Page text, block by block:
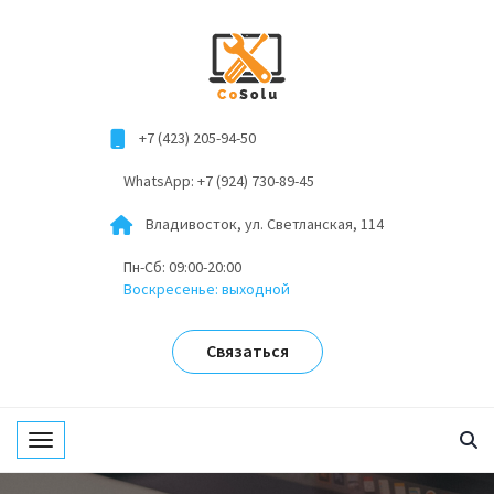
+7 (423) 205-94-50
WhatsApp: +7 (924) 730-89-45
Владивосток, ул. Светланская, 114
Пн-Сб: 09:00-20:00
Воскресенье: выходной
Связаться
Toggle navigation